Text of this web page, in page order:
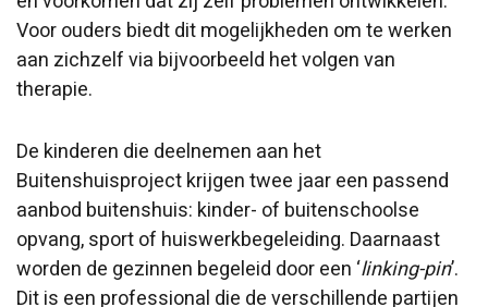
Voor ouders biedt dit mogelijkheden om te werken
aan zichzelf via bijvoorbeeld het volgen van
therapie.
De kinderen die deelnemen aan het
Buitenshuisproject krijgen twee jaar een passend
aanbod buitenshuis: kinder- of buitenschoolse
opvang, sport of huiswerkbegeleiding. Daarnaast
worden de gezinnen begeleid door een ‘linking-pin’.
Dit is een professional die de verschillende partijen